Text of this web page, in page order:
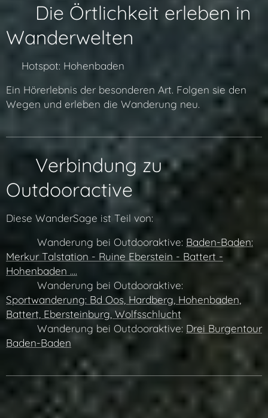
📍 Die Örtlichkeit erleben in
Wanderwelten
🔗 Hotspot: Hohenbaden
Ein Hörerlebnis der besonderen Art. Folgen sie den
Wegen und erleben die Wanderung neu.
🔗 Verbindung zu
Outdooractive
Diese WanderSage ist Teil von:
👉 🔗 Wanderung bei Outdooraktive: Baden-Baden:
Merkur Talstation - Ruine Eberstein - Battert -
Hohenbaden ....
👉 🔗 Wanderung bei Outdooraktive:
Sportwanderung: Bd Oos, Hardberg, Hohenbaden,
Battert, Ebersteinburg, Wolfsschlucht
👉 🔗 Wanderung bei Outdooraktive: Drei Burgentour
Baden-Baden